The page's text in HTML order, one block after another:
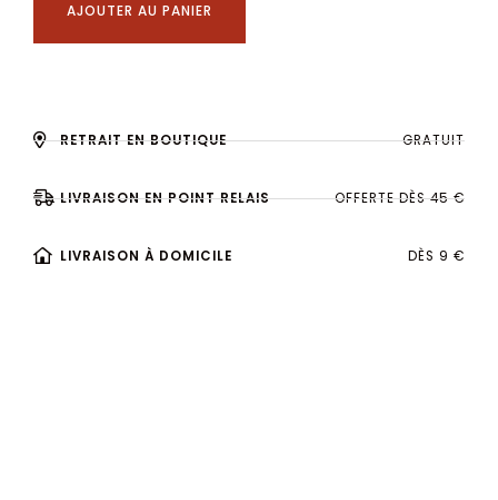
AJOUTER AU PANIER
RETRAIT EN BOUTIQUE GRATUIT
LIVRAISON EN POINT RELAIS OFFERTE DÈS 45 €
LIVRAISON À DOMICILE DÈS 9 €